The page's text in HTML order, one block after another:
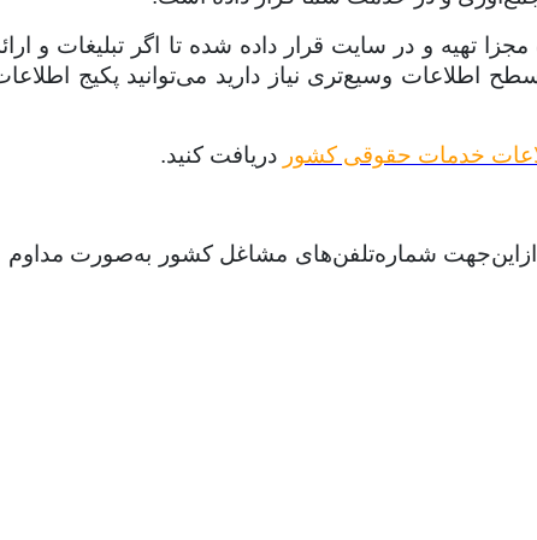
تهیه و در سایت قرار داده شده تا اگر تبلیغات و
اطلاعات وسیع‌تری نیاز دارید می‌توانید پکیج
خدمات حقوقی کشور دریافت کنید.
، ازاین‌جهت شماره‌تلفن‌های مشاغل کشور به‌صورت مداوم